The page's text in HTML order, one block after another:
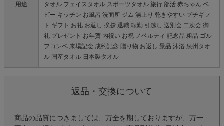
用途
タオル フェイスタオル スポーツタオル 旅行 部活 赤ちゃん ベ
ビー キッチン お風呂 洗面所 ジム 湯上り 乾きやすい プチギフ
ト ギフト お礼 お返し 挨拶 退職 転勤 引越し 送別会 二次会 御
礼 プレゼント お年賀 内祝い お祝 ノベルティ 記念品 粗品 ゴル
フコンペ 来場記念 成約記念 贈り物 お返し 景品 沐浴 泉州タオ
ル 国産タオル 日本製タオル
返品・交換について
商品の品質につきましては、万全を期しておりますが、万一